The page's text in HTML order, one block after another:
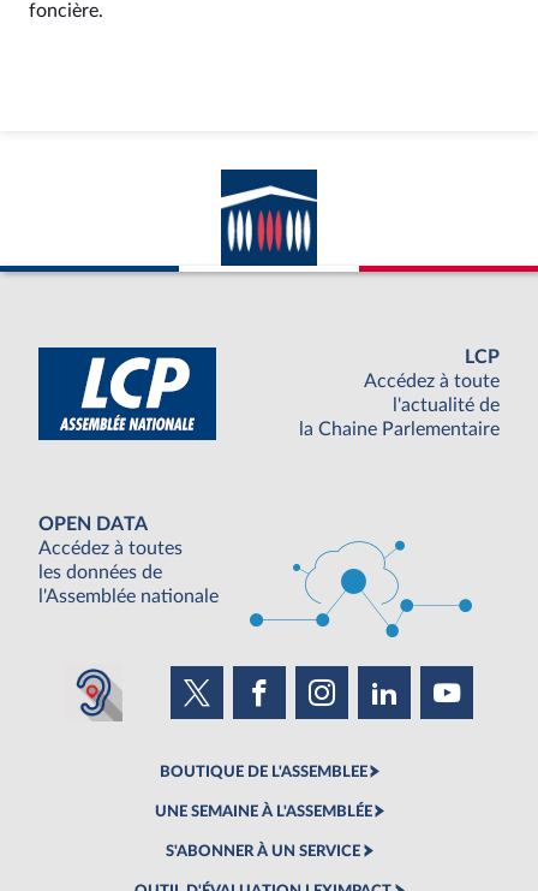
foncière.
LCP
Accédez à toute
l'actualité de
la Chaine Parlementaire
OPEN DATA
Accédez à toutes
les données de
l'Assemblée nationale
BOUTIQUE DE L'ASSEMBLEE
UNE SEMAINE À L'ASSEMBLÉE
S'ABONNER À UN SERVICE